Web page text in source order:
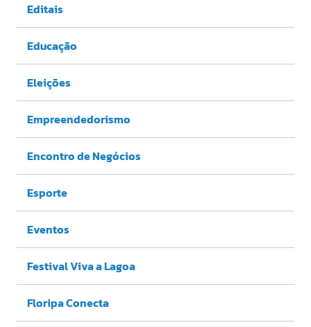
Editais
Educação
Eleições
Empreendedorismo
Encontro de Negócios
Esporte
Eventos
Festival Viva a Lagoa
Floripa Conecta